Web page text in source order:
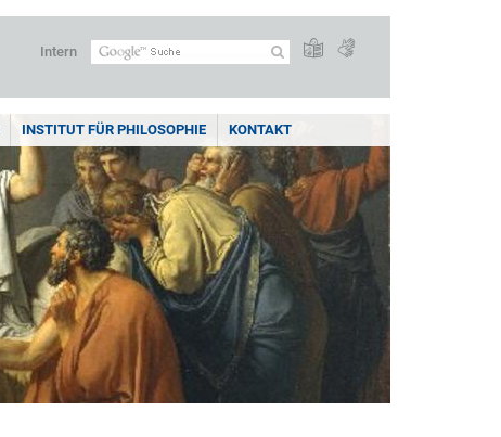
Intern
INSTITUT FÜR PHILOSOPHIE KONTAKT